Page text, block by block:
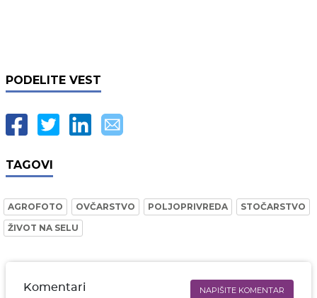
PODELITE VEST
TAGOVI
AGROFOTO OVČARSTVO POLJOPRIVREDA
STOČARSTVO
ŽIVOT NA SELU
Komentari NAPIŠITE KOMENTAR